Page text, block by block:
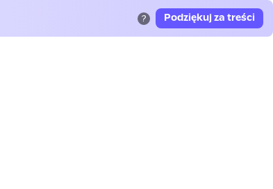
? Podziękuj za treści